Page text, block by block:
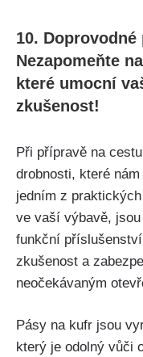
10.
Nezapomeňte
které umocní
zkušenost!
Při přípravě na
drobnosti, které
jedním z
ve vaší ‍výbavě,
funkční
⁣zkušenost⁢ a
neočekávaným
Pásy na kufr ‌jsou⁣
který je odolný vůči